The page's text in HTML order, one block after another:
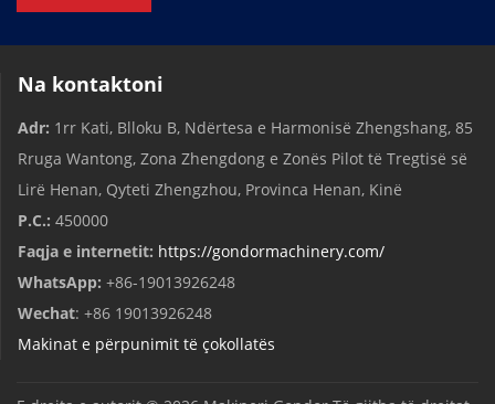
Na kontaktoni
Adr: 1rr Kati, Blloku B, Ndërtesa e Harmonisë Zhengshang, 85
Rruga Wantong, Zona Zhengdong e Zonës Pilot të Tregtisë së
Lirë Henan, Qyteti Zhengzhou, Provinca Henan, Kinë
P.C.: 450000
Faqja e internetit: https://gondormachinery.com/
WhatsApp: +86-19013926248
Wechat: +86 19013926248
Makinat e përpunimit të çokollatës